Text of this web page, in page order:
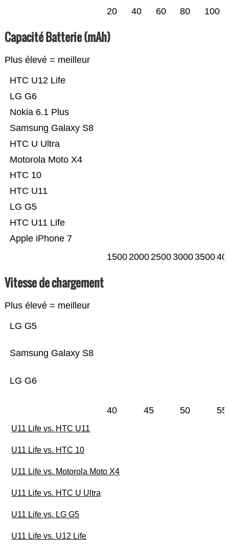
20 40 60 80 100
Capacité Batterie (mAh)
Plus élevé = meilleur
Apple iPhone 7
HTC U11 Life
LG G5
HTC U11
HTC 10
Motorola Moto X4
HTC U Ultra
Samsung Galaxy S8
Nokia 6.1 Plus
LG G6
HTC U12 Life
15002000250030003500
Vitesse de chargement
Plus élevé = meilleur
LG G6
Samsung Galaxy S8
LG G5
40 45 50 55
U11 Life vs. HTC U11
U11 Life vs. HTC 10
U11 Life vs. Motorola Moto X4
U11 Life vs. HTC U Ultra
U11 Life vs. LG G5
U11 Life vs. U12 Life